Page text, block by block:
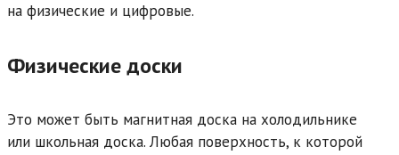
на физические и цифровые.
Физические доски
Это может быть магнитная доска на холодильнике
или школьная доска. Любая поверхность, к которой